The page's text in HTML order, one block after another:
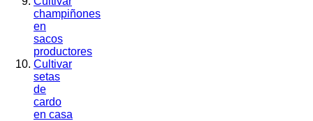
champiñones
en
sacos
productores
Cultivar
setas
de
cardo
en casa